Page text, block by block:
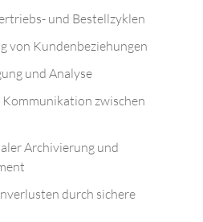
und Bestellzyklen
von Kundenbeziehungen
und Analyse
zwischen
Archivierung und
durch sichere